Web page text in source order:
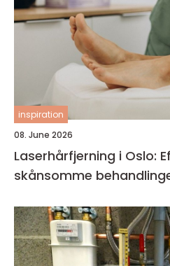
inspiration
08. June 2026
Laserhårfjerning i Oslo:
skånsomme